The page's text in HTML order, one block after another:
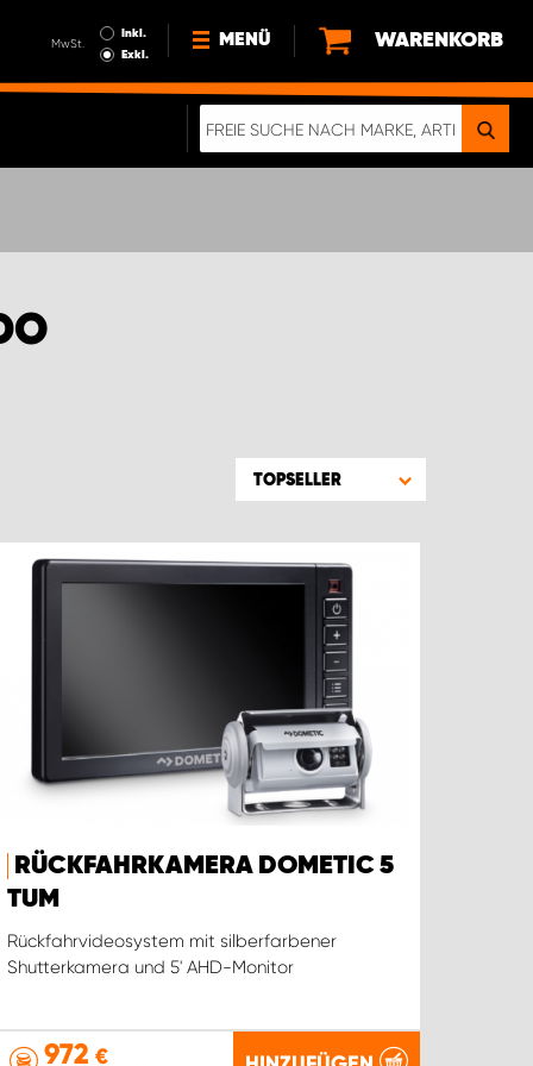
MwSt.
Inkl.
Exkl.
MENÜ
NEWS
WARENKORB
TOPSELLER
RÜCKFAHRKAMERA DOMETIC 5
TUM
Rückfahrvideosystem mit silberfarbener
Shutterkamera und 5' AHD-Monitor
972 €